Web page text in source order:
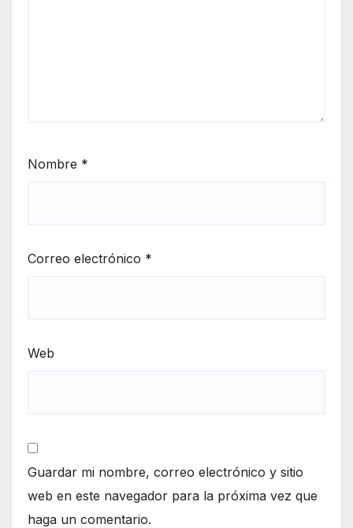
Nombre *
Correo electrónico *
Web
Guardar mi nombre, correo electrónico y sitio
web en este navegador para la próxima vez que
haga un comentario.